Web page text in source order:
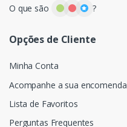
O que são
?
Opções de Cliente
Minha Conta
Acompanhe a sua encomenda
Lista de Favoritos
Perguntas Frequentes